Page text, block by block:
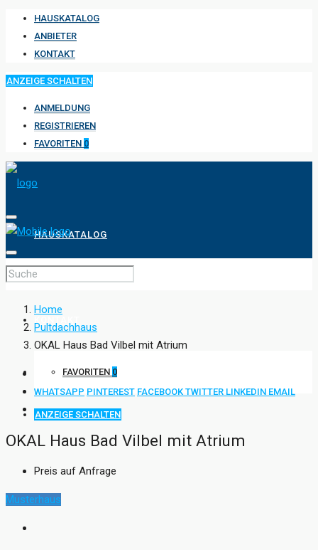
HAUSKATALOG
ANBIETER
KONTAKT
ANZEIGE SCHALTEN
ANMELDUNG
REGISTRIEREN
FAVORITEN 0
HAUSKATALOG
ANBIETER
FAVORITEN 0
ANZEIGE SCHALTEN
Home
Pultdachhaus
OKAL Haus Bad Vilbel mit Atrium
WHATSAPP PINTEREST FACEBOOK TWITTER LINKEDIN EMAIL
OKAL Haus Bad Vilbel mit Atrium
Preis auf Anfrage
Musterhaus